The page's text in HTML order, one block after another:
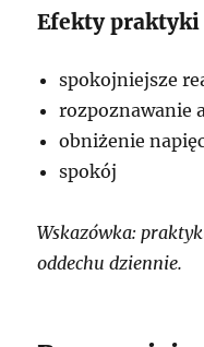
Efekty praktyki
spokojniejsze
rozpoznawanie
obniżenie
spokój
Wskazówka:
oddechu dziennie.